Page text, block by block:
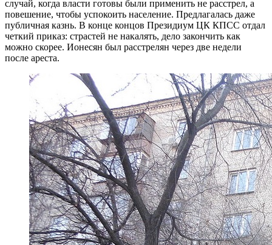
случай, когда власти готовы были применить не расстрел, а
повешение, чтобы успокоить население. Предлагалась даже
публичная казнь. В конце концов Президиум ЦК КПСС отдал
четкий приказ: страстей не накалять, дело закончить как
можно скорее. Ионесян был расстрелян через две недели
после ареста.